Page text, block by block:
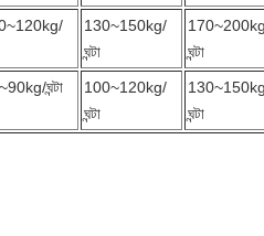
130~150kg/
ঘন্টা
ঘন্টা
ঘন্টা
100~120kg/
ঘন্টা
ঘন্টা